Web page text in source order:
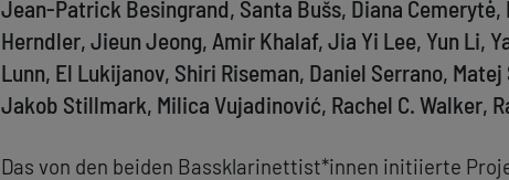
Jean-Patrick Besingrand, Santa Bušs, Diana
Herndler, Jieun Jeong, Amir Khalaf, Jia Yi Lee, Yun Li,
Lunn, El Lukijanov, Shiri Riseman, Daniel Serrano,
Jakob Stillmark, Milica Vujadinović, Rachel C. Walker,
Das von den beiden Bassklarinettist*innen initiierte